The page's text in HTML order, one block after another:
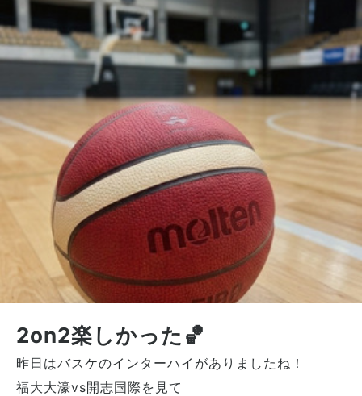
2on2楽しかった🏀
昨日はバスケのインターハイがありましたね！
福大大濠vs開志国際を見て